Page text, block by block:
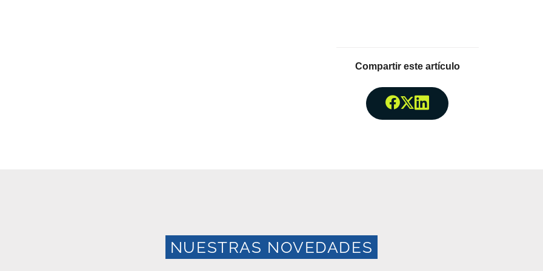
Compartir este artículo
Compartir enFacebook
Compartir enTwitter
Compartir
NUESTRAS NOVEDADES